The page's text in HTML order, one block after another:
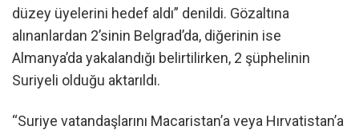
düzey üyelerini hedef aldı” denildi. Gözaltına
alınanlardan 2’sinin Belgrad’da, diğerinin ise
Almanya’da yakalandığı belirtilirken, 2 şüphelinin
Suriyeli olduğu aktarıldı.
“Suriye vatandaşlarını Macaristan’a veya Hırvatistan’a